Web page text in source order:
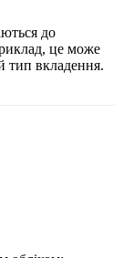
до
це може
тип вкладення.